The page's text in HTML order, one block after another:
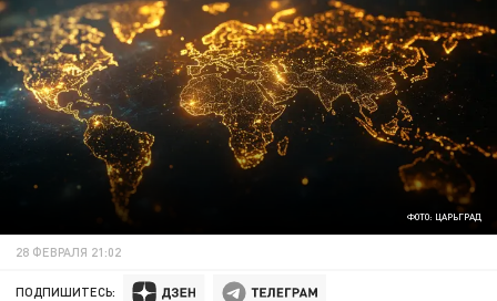
ФОТО: ЦАРЬГРАД
28 ФЕВРАЛЯ 21:02
ПОДПИШИТЕСЬ: